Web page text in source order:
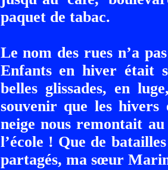
paquet de tabac.
Le nom des rues n’a
Enfants en hiver était
belles glissades, en
souvenir que les
neige nous remontait
l’école ! Que de
partagés, ma sœur